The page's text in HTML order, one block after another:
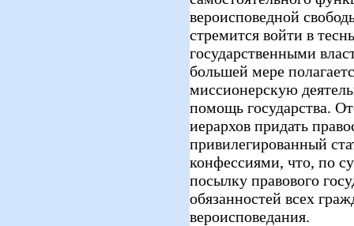
вероисповедной
стремится войти в
государственными
большей мере
миссионерскую
помощь государства.
иерархов придать
привилегированный
конфессиями, что, по
посылку правового
обязанностей всех
вероисповедания.